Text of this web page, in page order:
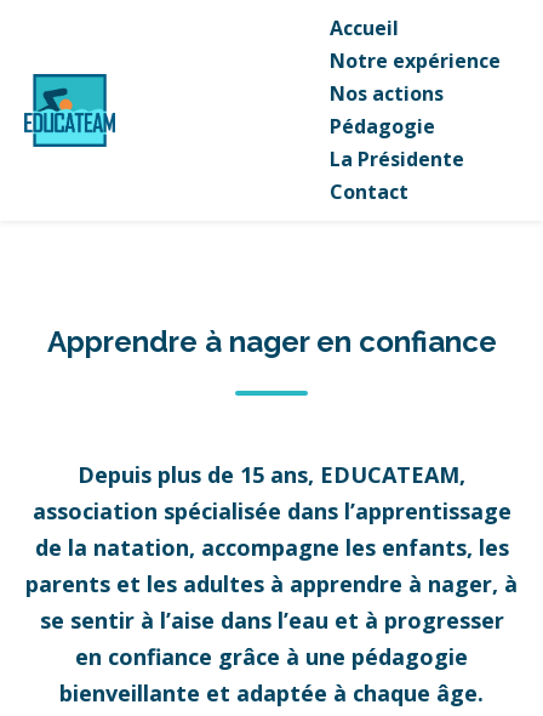
Accueil
Notre expérience
Nos actions
Pédagogie
La Présidente
Contact
Apprendre à nager en confiance
Depuis plus de 15 ans, EDUCATEAM,
association spécialisée dans l’apprentissage
de la natation, accompagne les enfants, les
parents et les adultes à apprendre à nager, à
se sentir à l’aise dans l’eau et à progresser
en confiance grâce à une pédagogie
bienveillante et adaptée à chaque âge.